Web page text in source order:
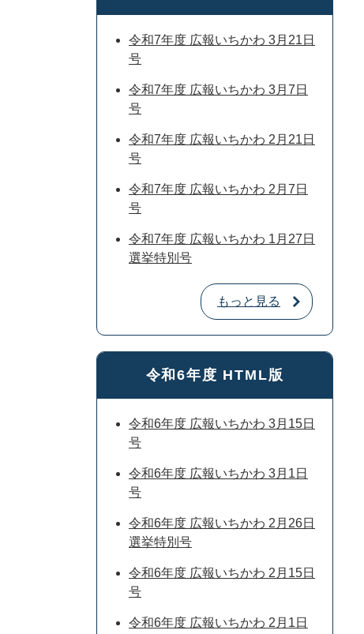
令和7年度 広報いちかわ 3月21日
号
令和7年度 広報いちかわ 3月7日
号
令和7年度 広報いちかわ 2月21日
号
令和7年度 広報いちかわ 2月7日
号
令和7年度 広報いちかわ 1月27日
選挙特別号
もっと見る
令和6年度 HTML版
令和6年度 広報いちかわ 3月15日
号
令和6年度 広報いちかわ 3月1日
号
令和6年度 広報いちかわ 2月26日
選挙特別号
令和6年度 広報いちかわ 2月15日
号
令和6年度 広報いちかわ 2月1日